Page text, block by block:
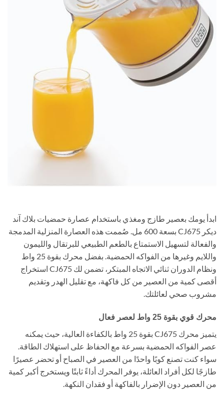
ابدأ يومك بعصير طازج ومغذي باستخدام عصارة حمضيات بلاك آند
ديكر CJ675 بسعة 600 مل. صُممت هذه العصارة المنزلية المدمجة
والفعالة لتسهيل الاستمتاع بالطعم الطبيعي للبرتقال والليمون
واللايم وغيرها من الفواكه الحمضية. بفضل محرك بقوة 25 واط
ونظام الدوران ثنائي الاتجاه المبتكر، تضمن لك CJ675 استخراج
أقصى كمية من العصير من كل فاكهة، مع تقليل الهدر وتقديم
مشروب صحي لعائلتك.
محرك قوي بقوة 25 واط لعصر فعال
يتميز محرك CJ675 بقوة 25 واط بالكفاءة العالية، حيث يمكنه
عصر الفواكه الحمضية بسرعة مع الحفاظ على استهلاك الطاقة.
سواء كنت تصنع كوبًا واحدًا من العصير في الصباح أو تحضر عصيرًا
طازجًا لكل أفراد العائلة، يوفر المحرك أداءً ثابتًا ويستخرج أكبر كمية
من العصير دون الإضرار بالفاكهة أو فقدان النكهة.